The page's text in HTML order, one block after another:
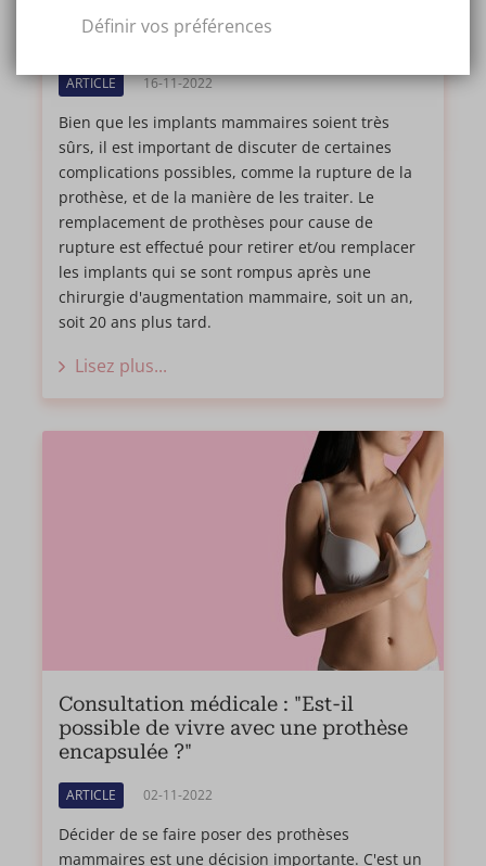
Combien coûte le remplacement
d'une prothèse en cas de rupture ?
ARTICLE 16-11-2022
Bien que les implants mammaires soient très
sûrs, il est important de discuter de certaines
complications possibles, comme la rupture de la
prothèse, et de la manière de les traiter. Le
remplacement de prothèses pour cause de
rupture est effectué pour retirer et/ou remplacer
les implants qui se sont rompus après une
chirurgie d'augmentation mammaire, soit un an,
soit 20 ans plus tard.
Lisez plus...
Consultation médicale : "Est-il
possible de vivre avec une prothèse
encapsulée ?"
ARTICLE 02-11-2022
Décider de se faire poser des prothèses
mammaires est une décision importante. C'est un
Définir vos préférences